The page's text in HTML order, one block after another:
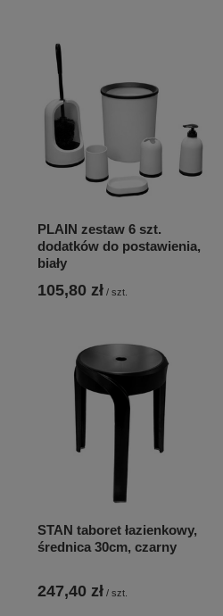
PLAIN zestaw 6 szt.
dodatków do postawienia,
biały
105,80 zł / szt.
STAN taboret łazienkowy,
średnica 30cm, czarny
247,40 zł / szt.